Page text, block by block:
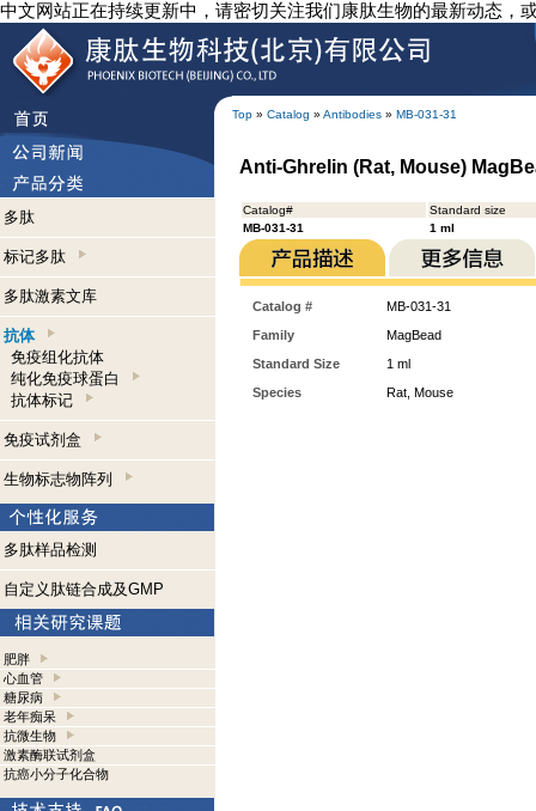
中文网站正在持续更新中，请密切关注我们康肽生物的最新动态，
Top » Catalog » Antibodies » MB-031-31
多肽
标记多肽
多肽激素文库
抗体
免疫组化抗体
纯化免疫球蛋白
抗体标记
免疫试剂盒
生物标志物阵列
多肽样品检测
自定义肽链合成及GMP
肥胖
心血管
糖尿病
老年痴呆
抗微生物
激素酶联试剂盒
抗癌小分子化合物
Anti-Ghrelin (Rat, Mouse)
Catalog#
Standard size
MB-031-31
1 ml
Catalog #
MB-031-31
Family
MagBead
Standard Size
1 ml
Species
Rat, Mouse